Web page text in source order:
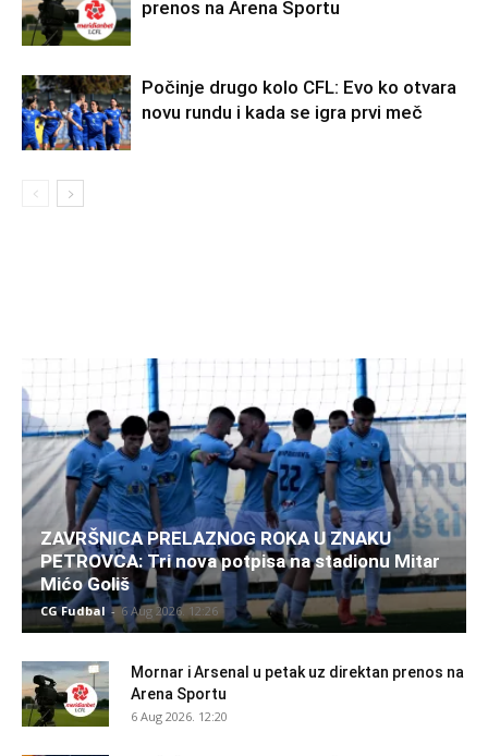
prenos na Arena Sportu
Počinje drugo kolo CFL: Evo ko otvara
novu rundu i kada se igra prvi meč
ZAVRŠNICA PRELAZNOG ROKA U ZNAKU
PETROVCA: Tri nova potpisa na stadionu Mitar
Mićo Goliš
CG Fudbal - 6 Aug 2026. 12:26
Mornar i Arsenal u petak uz direktan prenos na
Arena Sportu
6 Aug 2026. 12:20